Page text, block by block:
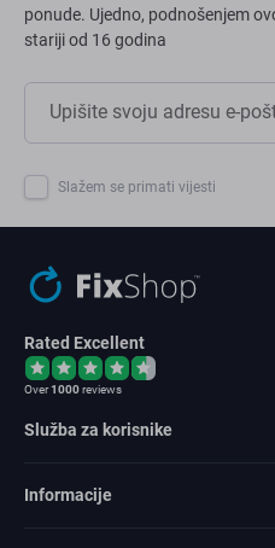
ponude. Ujedno, podnošenjem
stariji od 16 godina
Slažem se primati vijesti
Rated Excellent
Over1000reviews
Služba za korisnike
Informacije